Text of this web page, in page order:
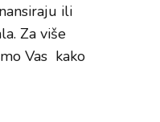
ili
Za više
Vas kako